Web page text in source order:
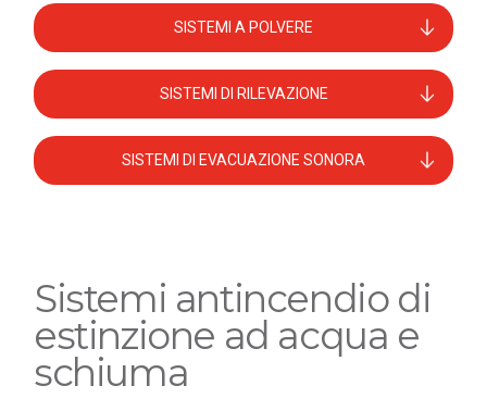
SISTEMI A POLVERE
SISTEMI DI RILEVAZIONE
SISTEMI DI EVACUAZIONE SONORA
Sistemi antincendio di
estinzione ad acqua e
schiuma